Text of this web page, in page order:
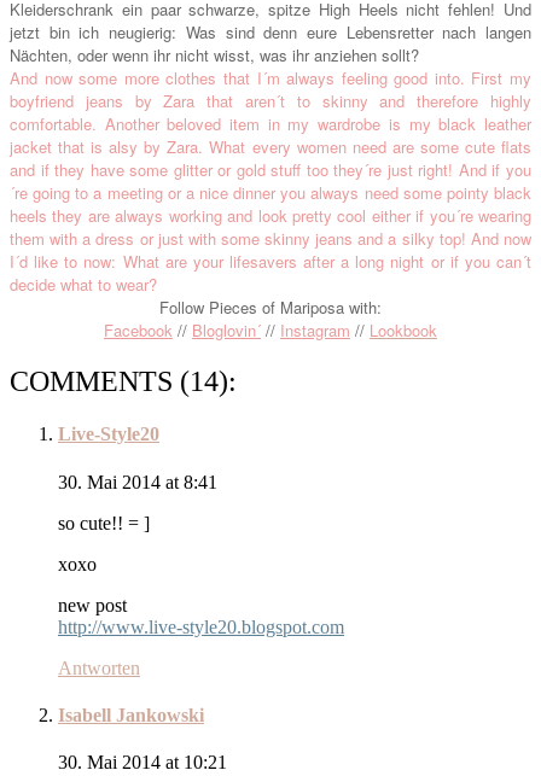
Kleiderschrank ein paar schwarze, spitze High Heels nicht fehlen! Und
jetzt bin ich neugierig: Was sind denn eure Lebensretter nach langen
Nächten, oder wenn ihr nicht wisst, was ihr anziehen sollt?
And now some more clothes that I´m always feeling good into. First my
boyfriend jeans by Zara that aren´t to skinny and therefore highly
comfortable. Another beloved item in my wardrobe is my black leather
jacket that is alsy by Zara. What every women need are some cute flats
and if they have some glitter or gold stuff too they´re just right! And if you
´re going to a meeting or a nice dinner you always need some pointy black
heels they are always working and look pretty cool either if you´re wearing
them with a dress or just with some skinny jeans and a silky top! And now
I´d like to now: What are your lifesavers after a long night or if you can´t
decide what to wear?
Follow Pieces of Mariposa with:
Facebook // Bloglovin´ // Instagram // Lookbook
COMMENTS (14):
Live-Style20
30. Mai 2014 at 8:41
so cute!! = ]
xoxo
new post
http://www.live-style20.blogspot.com
Antworten
Isabell Jankowski
30. Mai 2014 at 10:21